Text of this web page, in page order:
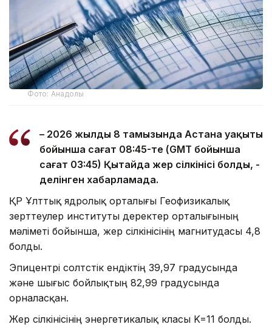
Фото: Анадолы
– 2026 жылдың 8 тамызында Астана уақыты
бойынша сағат 08:45-те (GMT бойынша
сағат 03:45) Қытайда жер сілкінісі болды, -
делінген хабарламада.
ҚР Ұлттық ядролық орталығы Геофизикалық
зерттеулер институты деректер орталығының
мәліметі бойынша, жер сілкінісінің магнитудасы 4,8
болды.
Эпицентрі солтүстік ендіктің 39,97 градусында
және шығыс бойлықтың 82,99 градусында
орналасқан.
Жер сілкінісінің энергетикалық класы K=11 болды.